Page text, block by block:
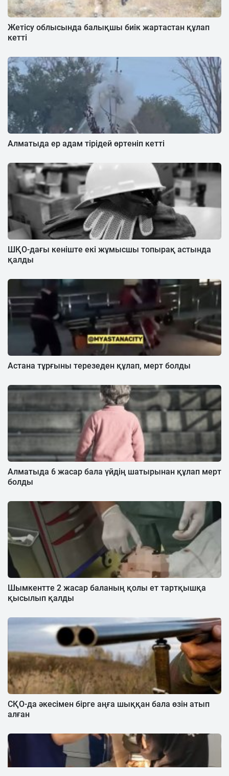
Жетісу облысында балықшы биік жартастан құлап
кетті
Алматыда ер адам тірідей өртеніп кетті
ШҚО-дағы кеніште екі жұмысшы топырақ астында
қалды
Астана тұрғыны терезеден құлап, мерт болды
Алматыда 6 жасар бала үйдің шатырынан құлап мерт
болды
Шымкентте 2 жасар баланың қолы ет тартқышқа
қысылып қалды
СҚО-да әкесімен бірге аңға шыққан бала өзін атып
алған